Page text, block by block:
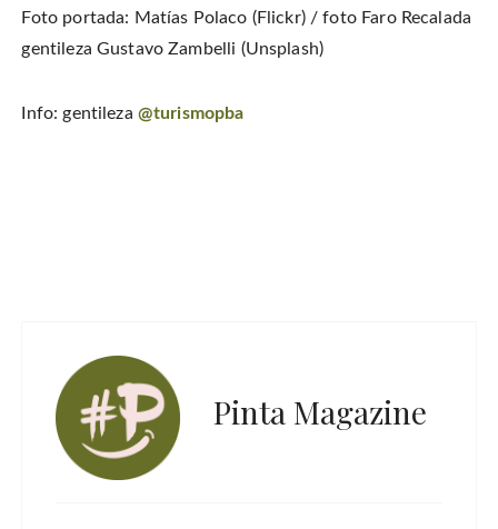
Foto portada: Matías Polaco (Flickr) / foto Faro Recalada
gentileza Gustavo Zambelli (Unsplash)
Info: gentileza @turismopba
Pinta Magazine